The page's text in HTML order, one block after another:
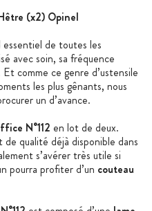
(x2) Opinel
essentiel de toutes les
avec soin, sa fréquence
comme ce genre d’ustensile
les plus gênants, nous
un d’avance.
N°112 en lot de deux.
de qualité déjà disponible dans
s’avérer très utile si
pourra profiter d’un couteau